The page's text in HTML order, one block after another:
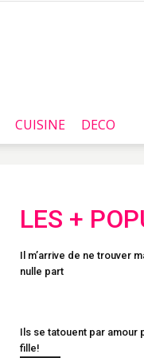
CUISINE DECO
LES +
Il m’arrive de ne trouver
nulle part
Ils se tatouent par amour
fille!